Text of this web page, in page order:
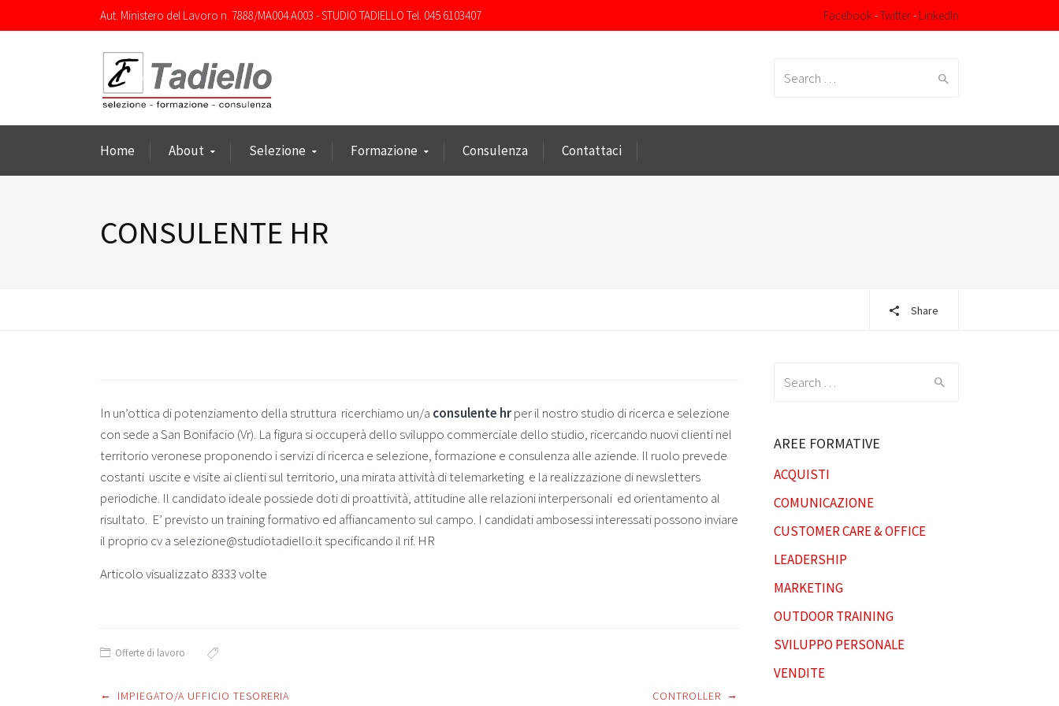
Aut. Ministero del Lavoro n. 7888/MA004.A003 - STUDIO TADIELLO Tel. 045 6103407 Facebook-Twitter- LinkedIn
for:
Home About Selezione Formazione Consulenza Contattaci
CONSULENTE HR
Share
In un’ottica di potenziamento della struttura ricerchiamo un/a consulente hrper il nostro studio di ricerca e selezione
con sede a San Bonifacio (Vr). La figura si occuperà dello sviluppo commerciale dello studio, ricercando nuovi clienti nel
territorio veronese proponendo i servizi di ricerca e selezione, formazione e consulenza alle aziende. Il ruolo prevede
costanti uscite e visite ai clienti sul territorio, una mirata attività di telemarketing e la realizzazione di newsletters
periodiche. Il candidato ideale possiede doti di proattività, attitudine alle relazioni interpersonali ed orientamento al
risultato. E’ previsto un training formativo ed affiancamento sul campo. I candidati ambosessi interessati possono inviare
il proprio cv a selezione@studiotadiello.it specificando il rif. HR
Articolo visualizzato 8333 volte
Offerte di lavoro
← IMPIEGATO/A UFFICIO TESORERIA CONTROLLER →
AREE FORMATIVE
ACQUISTI
COMUNICAZIONE
CUSTOMER CARE & OFFICE
LEADERSHIP
MARKETING
OUTDOOR TRAINING
SVILUPPO PERSONALE
VENDITE